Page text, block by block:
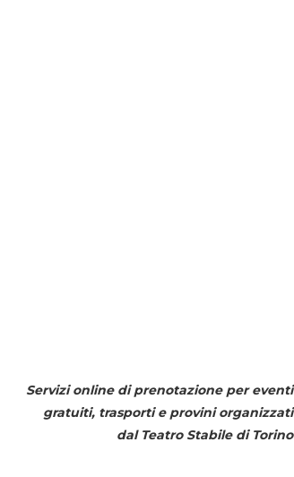
Servizi online di prenotazione per eventi
gratuiti, trasporti e provini organizzati
dal Teatro Stabile di Torino